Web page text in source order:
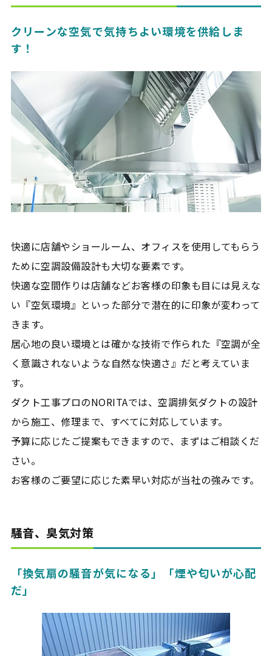
クリーンな空気で気持ちよい環境を供給しま
す！
快適に店舗やショールーム、オフィスを使用してもらう
ために空調設備設計も大切な要素です。
快適な空間作りは店舗などお客様の印象も目には見えな
い『空気環境』といった部分で潜在的に印象が変わって
きます。
居心地の良い環境とは確かな技術で作られた『空調が全
く意識されないような自然な快適さ』だと考えていま
す。
ダクト工事プロのNORITAでは、空調排気ダクトの設計
から施工、修理まで、すべてに対応しています。
予算に応じたご提案もできますので、まずはご相談くだ
さい。
お客様のご要望に応じた素早い対応が当社の強みです。
騒音、臭気対策
「換気扇の騒音が気になる」「煙や匂いが心配
だ」